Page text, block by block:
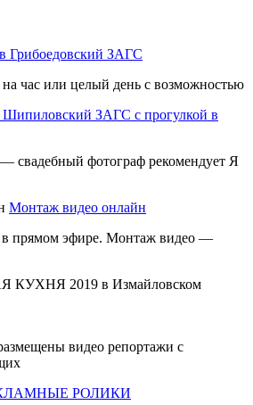
Грибоедовский ЗАГС
час или целый день с возможностью
ЗАГС с прогулкой в
фотограф рекомендует Я
Монтаж видео онлайн
в прямом эфире. Монтаж видео —
видео репортажи с
РОЛИКИ